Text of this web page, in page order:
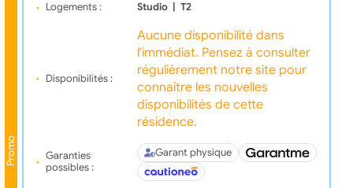
Promo
Logements : Studio T2
Disponibilités :
Aucune disponibilité dans
l'immédiat. Pensez à consulter
régulièrement notre site pour
connaître les nouvelles
disponibilités de cette
résidence.
Garanties
possibles :
Garant physique